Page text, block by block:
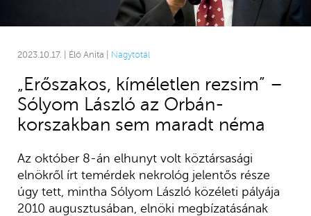
2023.10.17. | Élő Anita | Nagytotál
„Erőszakos, kíméletlen rezsim” –
Sólyom László az Orbán-
korszakban sem maradt néma
Az október 8-án elhunyt volt köztársasági
elnökről írt temérdek nekrológ jelentős része
úgy tett, mintha Sólyom László közéleti pályája
2010 augusztusában, elnöki megbízatásának